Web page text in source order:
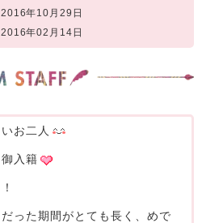
年10月29日
年02月14日
お二人
入籍
った期間がとても長く、めで